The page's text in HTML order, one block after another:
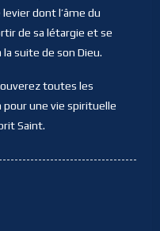
dont l’âme du
de sa létargie et se
suite de son Dieu.
toutes les
une vie spirituelle
Saint.